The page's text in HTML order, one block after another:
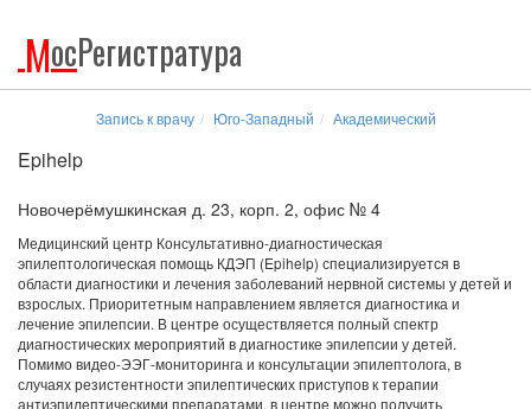
МосРегистратура
Запись к врачу Юго-Западный Академический
Epihelp
Новочерёмушкинская д. 23, корп. 2, офис № 4
Медицинский центр Консультативно-диагностическая
эпилептологическая помощь КДЭП (Epihelp) специализируется в
области диагностики и лечения заболеваний нервной системы у детей и
взрослых. Приоритетным направлением является диагностика и
лечение эпилепсии. В центре осуществляется полный спектр
диагностических мероприятий в диагностике эпилепсии у детей.
Помимо видео-ЭЭГ-мониторинга и консультации эпилептолога, в
случаях резистентности эпилептических приступов к терапии
антиэпилептическими препаратами, в центре можно получить